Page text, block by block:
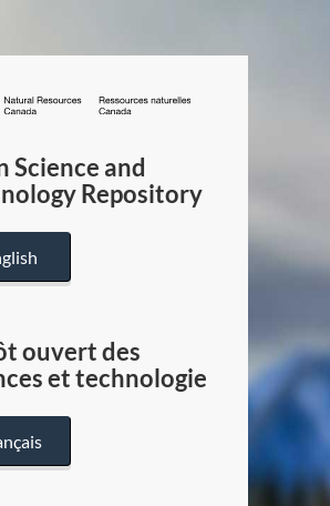
/
Canada
Science and
Repository
ouvert des
et technologie